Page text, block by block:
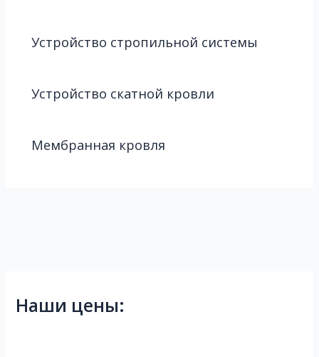
Устройство стропильной системы
Устройство скатной кровли
Мембранная кровля
Наши цены: